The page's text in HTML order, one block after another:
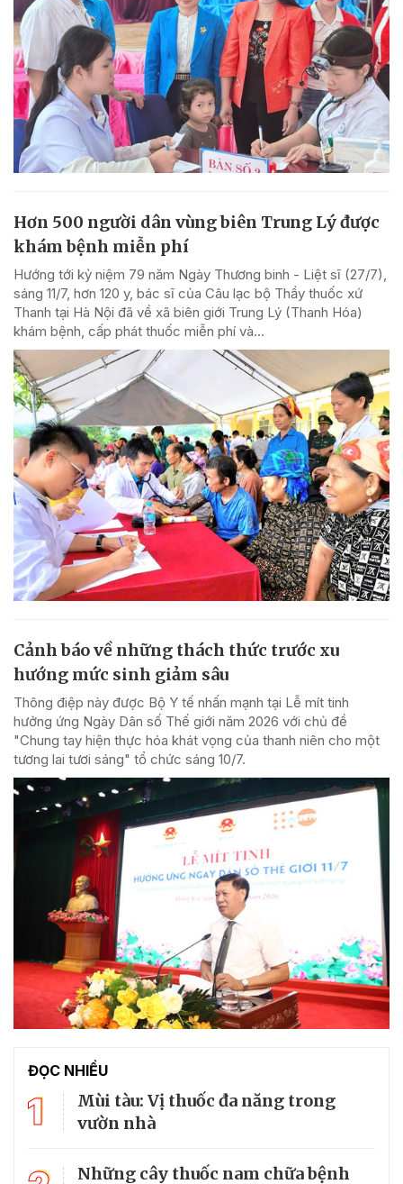
Hơn 500 người dân vùng biên Trung Lý được
khám bệnh miễn phí
Hướng tới kỷ niệm 79 năm Ngày Thương binh - Liệt sĩ (27/7),
sáng 11/7, hơn 120 y, bác sĩ của Câu lạc bộ Thầy thuốc xứ
Thanh tại Hà Nội đã về xã biên giới Trung Lý (Thanh Hóa)
khám bệnh, cấp phát thuốc miễn phí và...
Cảnh báo về những thách thức trước xu
hướng mức sinh giảm sâu
Thông điệp này được Bộ Y tế nhấn mạnh tại Lễ mít tinh
hưởng ứng Ngày Dân số Thế giới năm 2026 với chủ đề
"Chung tay hiện thực hóa khát vọng của thanh niên cho một
tương lai tươi sáng" tổ chức sáng 10/7.
ĐỌC NHIỀU
1
Mùi tàu: Vị thuốc đa năng trong
vườn nhà
Những cây thuốc nam chữa bệnh